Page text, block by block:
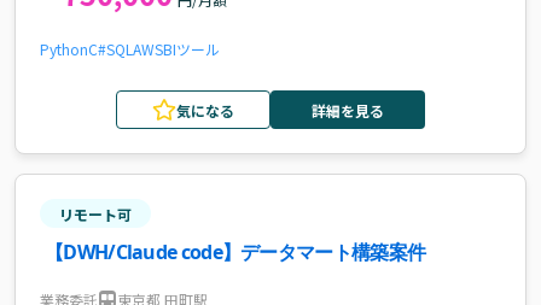
PythonC#SQL AWSBIツール
気になる 詳細を見る
リモート可
【DWH/Claude code】データマート構築案件
業務委託 東京都 田町駅